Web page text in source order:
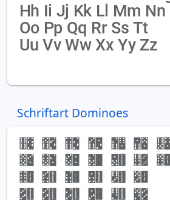
Schriftart Dominoes